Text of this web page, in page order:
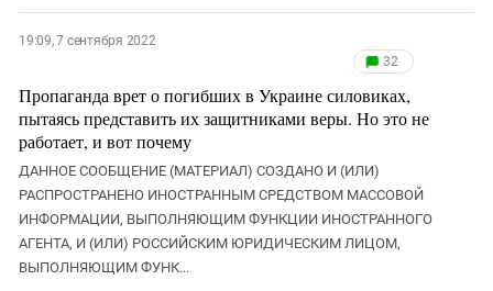
19:09, 7 сентября 2022
32
Пропаганда врет о погибших в Украине силовиках,
пытаясь представить их защитниками веры. Но это не
работает, и вот почему
ДАННОЕ СООБЩЕНИЕ (МАТЕРИАЛ) СОЗДАНО И (ИЛИ)
РАСПРОСТРАНЕНО ИНОСТРАННЫМ СРЕДСТВОМ МАССОВОЙ
ИНФОРМАЦИИ, ВЫПОЛНЯЮЩИМ ФУНКЦИИ ИНОСТРАННОГО
АГЕНТА, И (ИЛИ) РОССИЙСКИМ ЮРИДИЧЕСКИМ ЛИЦОМ,
ВЫПОЛНЯЮЩИМ ФУНК...